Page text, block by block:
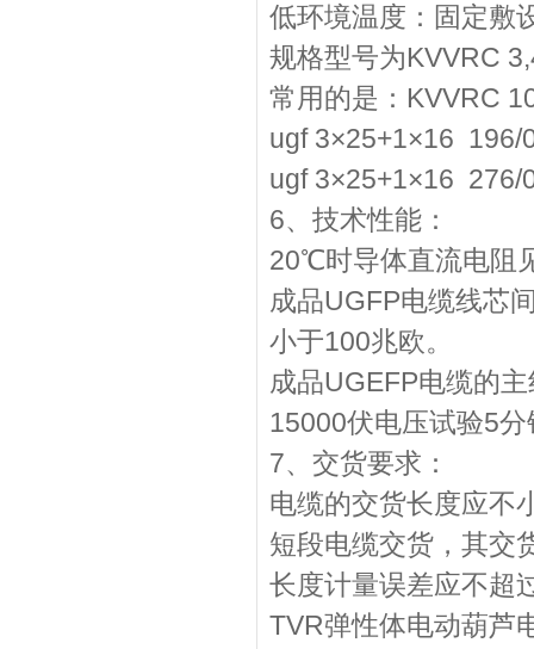
低环境温度：固定敷
规格型号为KVVRC
常用的是：KVVRC
ugf 3×25+1×16
ugf 3×25+1×16
6、技术性能：
20℃时导体直流电阻
成品UGFP电缆线芯
小于100兆欧。
成品UGEFP电缆的
15000伏电压试验5
7、交货要求：
电缆的交货长度应不
短段电缆交货，其交
长度计量误差应不超
TVR弹性体电动葫芦